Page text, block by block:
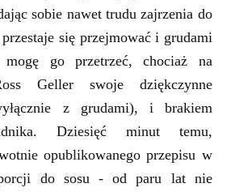
sobie nawet trudu zajrzenia do
się przejmować i grudami
go przetrzeć, chociaż na
Geller swoje dziękczynne
z grudami), i brakiem
Dziesięć minut temu,
opublikowanego przepisu w
do sosu - od paru lat nie